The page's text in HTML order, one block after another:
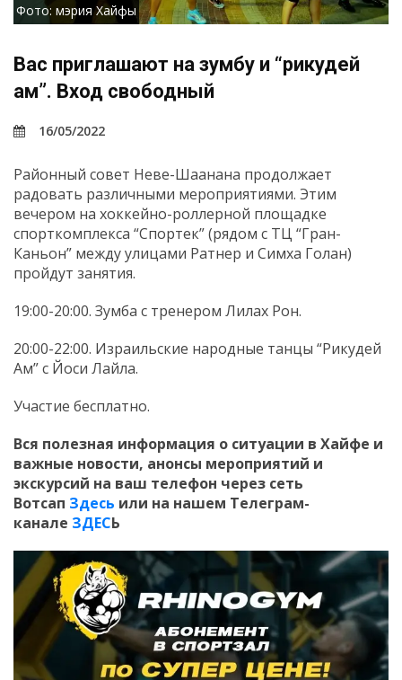
Фото: мэрия Хайфы
Вас приглашают на зумбу и “рикудей
ам”. Вход свободный
16/05/2022
Районный совет Неве-Шаанана продолжает
радовать различными мероприятиями. Этим
вечером на хоккейно-роллерной площадке
спорткомплекса “Спортек” (рядом с ТЦ “Гран-
Каньон” между улицами Ратнер и Симха Голан)
пройдут занятия.
19:00-20:00. Зумба с тренером Лилах Рон.
20:00-22:00. Израильские народные танцы “Рикудей
Ам” с Йоси Лайла.
Участие бесплатно.
Вся полезная информация о ситуации в Хайфе и
важные новости, анонсы мероприятий и
экскурсий на ваш телефон через сеть
Вотсап Здесь или на нашем Телеграм-
канале ЗДЕСЬ